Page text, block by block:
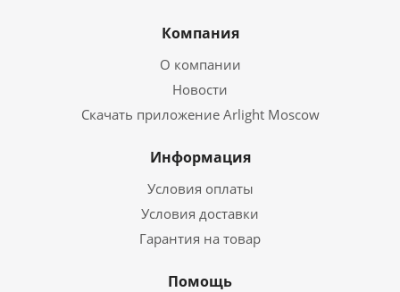
Компания
О компании
Новости
Скачать приложение Arlight Moscow
Информация
Условия оплаты
Условия доставки
Гарантия на товар
Помощь